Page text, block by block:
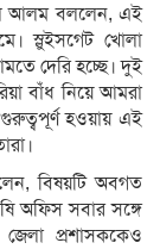
আলম বললেন, এই
স্লুইসগেট খোলা
দেরি হচ্ছে। দুই
বাঁধ নিয়ে আমরা
গুরুত্বপূর্ণ হওয়ায় এই
বিষয়টি অবগত
অফিস সবার সঙ্গে
প্রশাসককেও